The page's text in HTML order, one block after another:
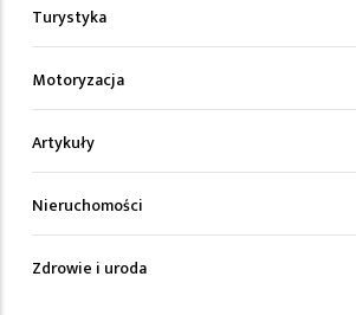
Turystyka
Motoryzacja
Artykuły
Nieruchomości
Zdrowie i uroda